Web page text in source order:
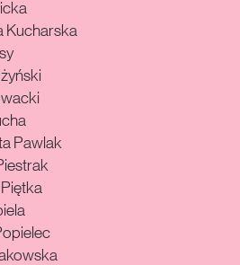
Kucharska
Pawlak